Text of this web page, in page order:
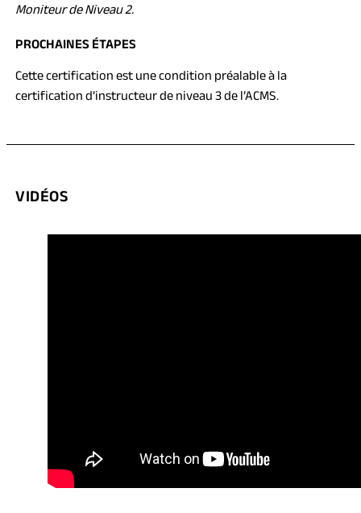
Moniteur de Niveau 2.
PROCHAINES ÉTAPES
Cette certification est une condition préalable à la
certification d’instructeur de niveau 3 de l’ACMS.
VIDÉOS